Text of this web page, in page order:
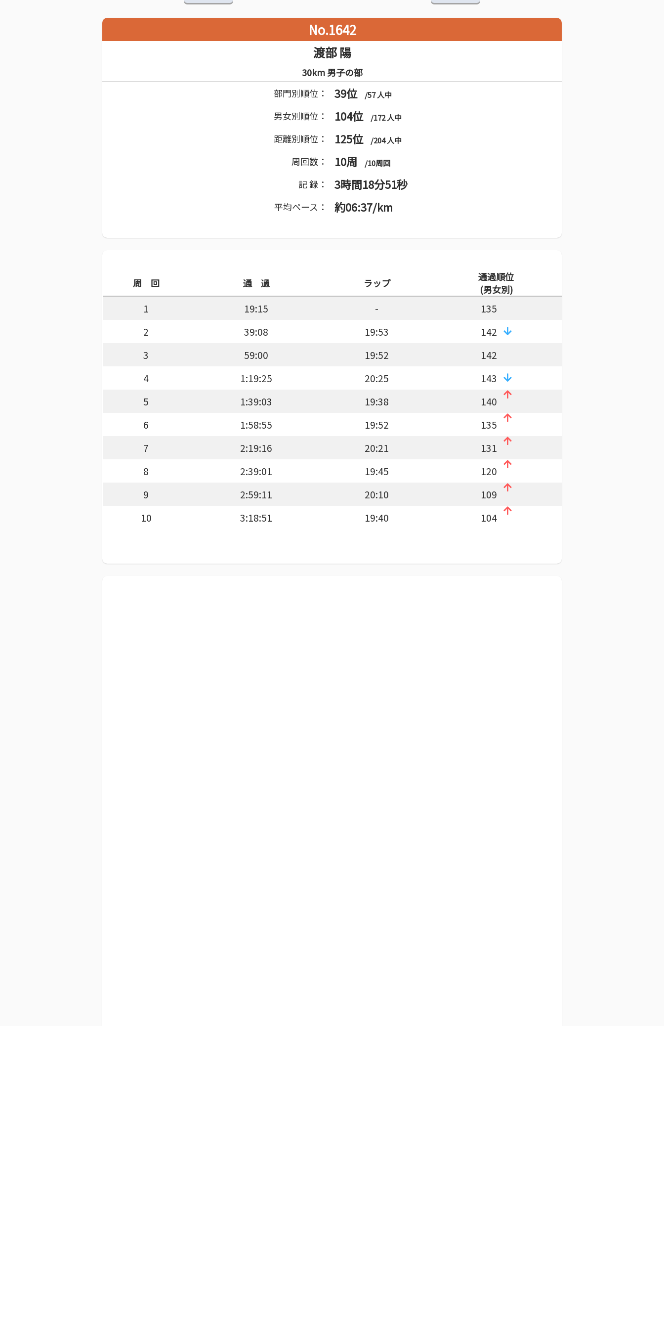
No.1642
渡部 陽
30km 男子の部
部門別順位：
39位 /57 人中
男女別順位： 104位 /172 人中
距離別順位： 125位 /204 人中
周回数： 10周 /10周回
記 録： 3時間18分51秒
平均ペース： 約06:37/km
周 回 通 過 ラップ
通過順位
(男女別)
1 19:15 -
135
2
39:08 19:53
142
3
59:00 19:52
142
4
1:19:25 20:25
143
5
1:39:03 19:38
140
6
1:58:55 19:52
135
7
2:19:16 20:21
131
8
2:39:01 19:45
120
9
2:59:11 20:10
109
10
3:18:51 19:40 104